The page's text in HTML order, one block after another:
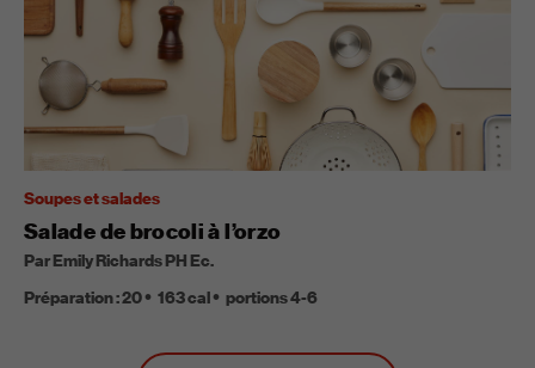
Soupes et salades
Salade de brocoli à l’orzo
Par Emily Richards PH Ec.
Préparation :20 163cal portions4-6